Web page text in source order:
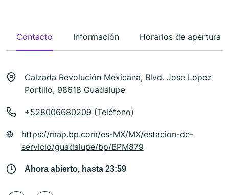
Contacto Información Horarios de apertura
Calzada Revolución Mexicana, Blvd. Jose Lopez
Portillo, 98618 Guadalupe
+528006680209 (Teléfono)
https://map.bp.com/es-MX/MX/estacion-de-
servicio/guadalupe/bp/BPM879
Ahora abierto, hasta 23:59